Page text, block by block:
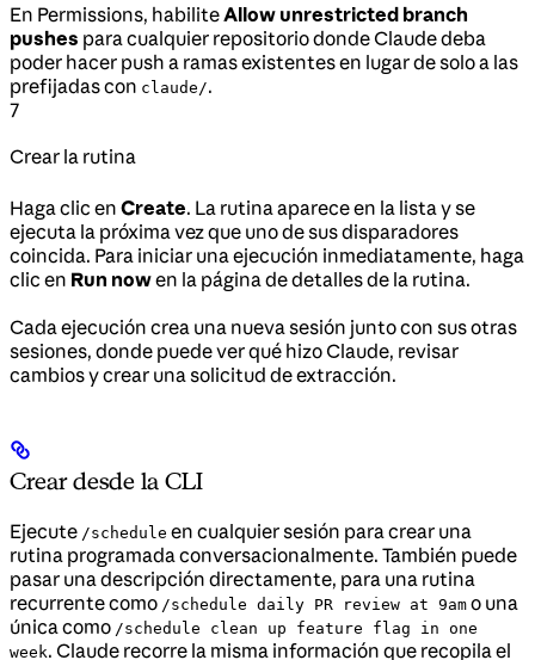
En Permissions, habiliteAllow unrestricted branch
pushes para cualquier repositorio donde Claude deba
poder hacer push a ramas existentes en lugar de solo a las
prefijadas con claude/.
7
Crear la rutina
Haga clic en Create. La rutina aparece en la lista y se
ejecuta la próxima vez que uno de sus disparadores
coincida. Para iniciar una ejecución inmediatamente, haga
clic en Run nowen la página de detalles de la rutina.
Cada ejecución crea una nueva sesión junto con sus otras
sesiones, donde puede ver qué hizo Claude, revisar
cambios y crear una solicitud de extracción.
Crear desde la CLI
Ejecute /schedule en cualquier sesión para crear una
rutina programada conversacionalmente. También puede
pasar una descripción directamente, para una rutina
recurrente como /schedule daily PR review at 9am o una
única como /schedule clean up feature flag in one
week. Claude recorre la misma información que recopila el